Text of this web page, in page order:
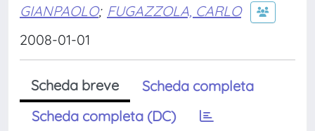
GIANPAOLO; FUGAZZOLA, CARLO
2008-01-01
Scheda breve
Scheda completa
Scheda completa (DC)